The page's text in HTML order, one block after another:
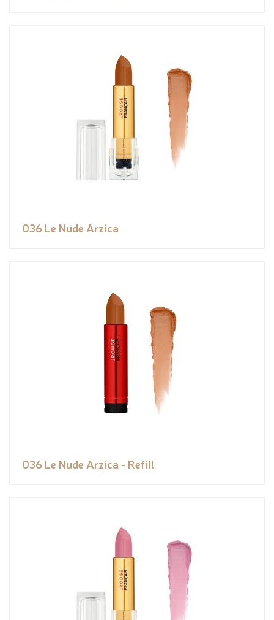
036 Le Nude Arzica
036 Le Nude Arzica - Refill